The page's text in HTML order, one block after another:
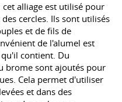
alliage est utilisé pour
cercles. Ils sont utilisés
et de fils de
de l'alumel est
contient. Du
brome sont ajoutés pour
Cela permet d'utiliser
et dans des